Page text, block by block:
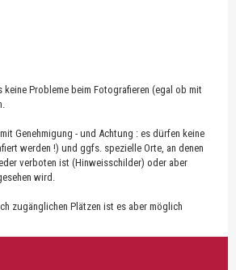
Probleme beim Fotografieren (egal ob mit
Genehmigung - und Achtung : es dürfen keine
werden !) und ggfs. spezielle Orte, an denen
verboten ist (Hinweisschilder) oder aber
wird.
zugänglichen Plätzen ist es aber möglich